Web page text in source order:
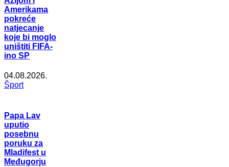
Amerikama
pokreće
natjecanje
koje bi moglo
uništiti FIFA-
ino SP
04.08.2026.
Šport
Papa Lav
uputio
posebnu
poruku za
Mladifest u
Međugorju